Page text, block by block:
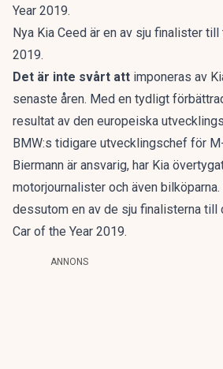
Nya Kia Ceed är en av sju finalister
2019.
Det är inte svårt att imponeras av
senaste åren. Med en tydligt
resultat av den europeiska
BMW:s tidigare utvecklingschef för
Biermann är ansvarig, har Kia
motorjournalister och även bilköparna.
dessutom en av de sju finalisterna till
Car of the Year 2019.
ANNONS